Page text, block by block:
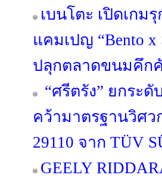
เบนโตะ เปิดเกม
แคมเปญ “Bento x
ปลุกตลาดขนมคึก
“ศรีตรัง” ยกระ
คว้ามาตรฐานวิศว
29110 จาก TÜV
GEELY